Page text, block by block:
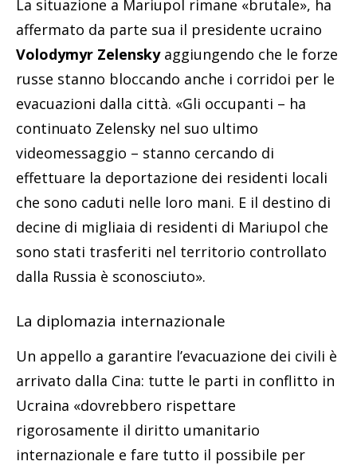
La situazione a Mariupol rimane «brutale», ha
affermato da parte sua il presidente ucraino
Volodymyr Zelenskyaggiungendo che le forze
russe stanno bloccando anche i corridoi per le
evacuazioni dalla città. «Gli occupanti – ha
continuato Zelensky nel suo ultimo
videomessaggio – stanno cercando di
effettuare la deportazione dei residenti locali
che sono caduti nelle loro mani. E il destino di
decine di migliaia di residenti di Mariupol che
sono stati trasferiti nel territorio controllato
dalla Russia è sconosciuto».
La diplomazia internazionale
Un appello a garantire l’evacuazione dei civili è
arrivato dalla Cina: tutte le parti in conflitto in
Ucraina «dovrebbero rispettare
rigorosamente il diritto umanitario
internazionale e fare tutto il possibile per